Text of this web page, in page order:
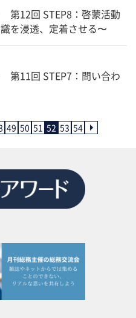
第12回 STEP8：啓蒙活動
を浸透、定着させる〜
第11回 STEP7：問い合わ
49 50 51 52 53 54